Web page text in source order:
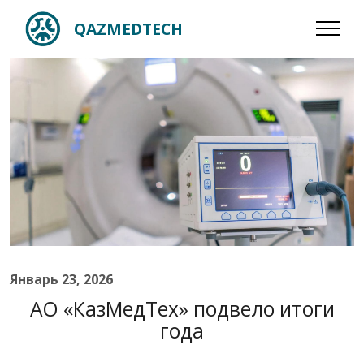
QAZMEDTECH
Январь 23, 2026
АО «КазМедТех» подвело итоги
года